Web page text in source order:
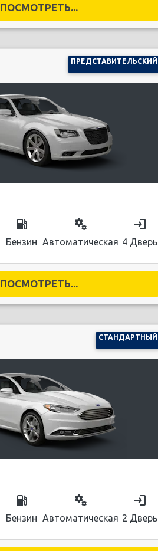
ПОСМОТРЕТЬ...
ПРЕДСТАВИТЕЛЬСКИЙ
local_gas_station
Бензин
miscellaneous_services
Автоматическая
login
4 Дверь
ПОСМОТРЕТЬ...
СТАНДАРТНЫЙ
local_gas_station
Бензин
miscellaneous_services
Автоматическая
login
2 Дверь